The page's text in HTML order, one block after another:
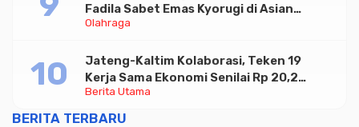
Olahraga
Fadila Sabet Emas Kyorugi di Asian
Taekwondo Indonesia Open 2026
Berita Utama
Jateng-Kaltim Kolaborasi, Teken 19
Kerja Sama Ekonomi Senilai Rp 20,2
Triliun
BERITA TERBARU